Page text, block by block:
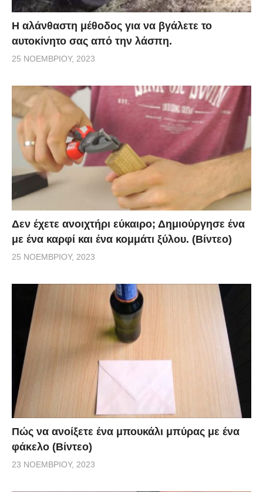
Η αλάνθαστη μέθοδος για να βγάλετε το
αυτοκίνητο σας από την λάσπη.
25 ΝΟΕΜΒΡΊΟΥ, 2023
Δεν έχετε ανοιχτήρι εύκαιρο; Δημιούργησε ένα
με ένα καρφί και ένα κομμάτι ξύλου. (Βίντεο)
25 ΝΟΕΜΒΡΊΟΥ, 2023
Πώς να ανοίξετε ένα μπουκάλι μπύρας με ένα
φάκελο (Βίντεο)
23 ΝΟΕΜΒΡΊΟΥ, 2023